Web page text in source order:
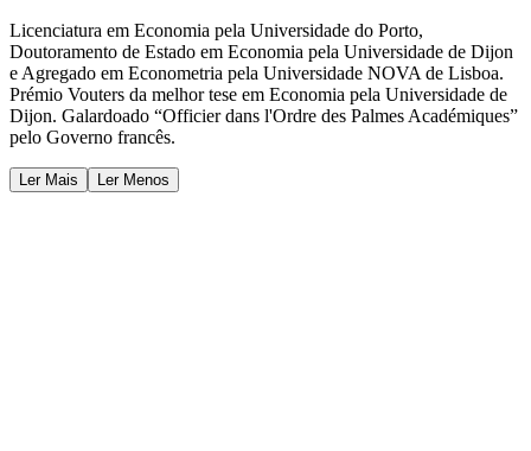
Licenciatura em Economia pela Universidade do Porto,
Doutoramento de Estado em Economia pela Universidade de Dijon
e Agregado em Econometria pela Universidade NOVA de Lisboa.
Prémio Vouters da melhor tese em Economia pela Universidade de
Dijon. Galardoado “Officier dans l'Ordre des Palmes Académiques”
pelo Governo francês.
Ler Mais Ler Menos